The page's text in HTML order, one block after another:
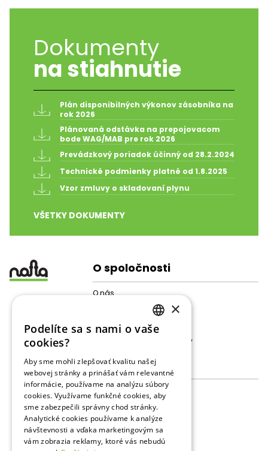
O spoločnosti
O nás
Štruktúra spoločnosti
Galéria
Ochrana osobných údajov
Činnosti
Skladovanie plynu
Prevádzkové dáta
Prieskum
Vrtba a POS
Podporné služby PZZP
Dokumenty
na stiahnutie
Plán disponibilných výkonov zásobníka na
rok 2026
Plánovaná odstávka na prepojovacom
bode WAG/MAB pre rok 2026
Prevádzkový poriadok účinný od 28.2.2024
Technické podmienky platné od 1.8.2025
Vzor zmluvy o skladovaní plynu
VŠETKY DOKUMENTY
SLOVAK
RUSSIAN
×
Podelíte sa s nami o vaše
cookies?
Aby sme mohli zlepšovať kvalitu našej
webovej stránky a prinášať vám relevantné
informácie, používame na analýzu súbory
cookies. Využívame funkčné cookies, aby
sme zabezpečili správny chod stránky.
Analytické cookies používame k analýze
návštevnosti a vďaka marketingovým sa
vám zobrazia reklamy, ktoré vás nebudú